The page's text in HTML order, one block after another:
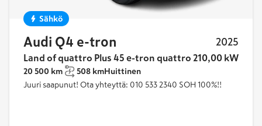
Sähkö
Audi Q4 e-tron 2025
Land of quattro Plus 45 e-tron quattro 210,00 kW
20 500 km 508 km Huittinen
Juuri saapunut! Ota yhteyttä: 010 533 2340 SOH 100%!!